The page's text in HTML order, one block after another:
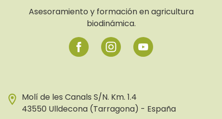
Asesoramiento y formación en agricultura
biodinámica.
Molí de les Canals S/N. Km. 1.4
43550 Ulldecona (Tarragona) - España